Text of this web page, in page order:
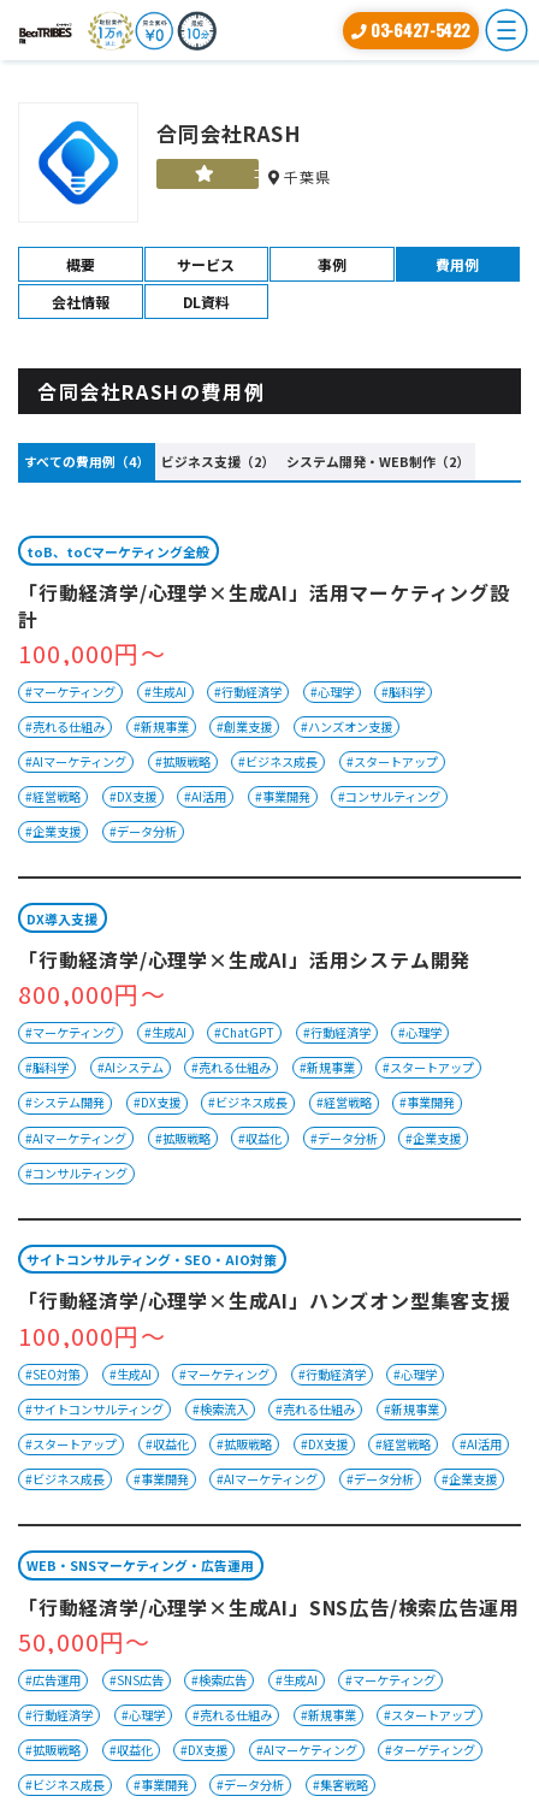
03-6427-5422
合同会社RASH
ゴールド千葉県
概要 サービス 事例
費用例
会社情報
DL資料
合同会社RASHの費用例
すべての費用例（4） ビジネス支援（2） システム開発・WEB制作（2）
toB、toCマーケティング全般
「行動経済学/心理学×生成AI」活用マーケティング設
計
100,000円～
#マーケティング #生成AI #行動経済学 #心理学
#脳科学
#売れる仕組み
#新規事業 #創業支援
#ハンズオン支援
#AIマーケティング
#拡販戦略 #ビジネス成長
#スタートアップ
#経営戦略
#DX支援 #AI活用 #事業開発
#コンサルティング
#企業支援
#データ分析
DX導入支援
「行動経済学/心理学×生成AI」活用システム開発
800,000円～
#マーケティング #生成AI #ChatGPT #行動経済学
#心理学
#脳科学
#AIシステム #売れる仕組み #新規事業
#スタートアップ
#システム開発
#DX支援 #ビジネス成長 #経営戦略
#事業開発
#AIマーケティング
#拡販戦略 #収益化 #データ分析
#企業支援
#コンサルティング
サイトコンサルティング・SEO・AIO対策
「行動経済学/心理学×生成AI」ハンズオン型集客支援
100,000円～
#SEO対策 #生成AI #マーケティング #行動経済学
#心理学
#サイトコンサルティング
#検索流入 #売れる仕組み
#新規事業
#スタートアップ
#収益化 #拡販戦略 #DX支援 #経営戦略
#AI活用
#ビジネス成長
#事業開発 #AIマーケティング #データ分析 #企業支援
WEB・SNSマーケティング・広告運用
「行動経済学/心理学×生成AI」SNS広告/検索広告運用
50,000円～
#広告運用 #SNS広告 #検索広告 #生成AI
#マーケティング
#行動経済学
#心理学 #売れる仕組み #新規事業
#スタートアップ
#拡販戦略
#収益化 #DX支援 #AIマーケティング
#ターゲティング
#ビジネス成長
#事業開発 #データ分析
#集客戦略